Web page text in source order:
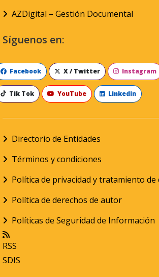
AZDigital – Gestión Documental
Síguenos en:
Facebook X / Twitter Instagram
Tik Tok YouTube Linkedin
Directorio de Entidades
Términos y condiciones
Política de privacidad y tratamiento
Política de derechos de autor
Políticas de Seguridad de Información
RSS
SDIS